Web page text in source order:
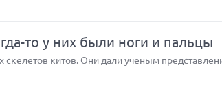
то у них были ноги и пальцы
китов. Они дали ученым